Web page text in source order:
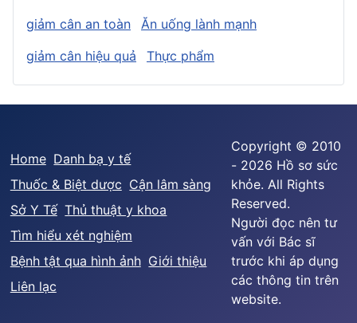
giảm cân an toàn
Ăn uống lành mạnh
giảm cân hiệu quả
Thực phẩm
Home Danh bạ y tế
Thuốc & Biệt dược Cận lâm sàng
Sở Y Tế Thủ thuật y khoa
Tìm hiểu xét nghiệm
Bệnh tật qua hình ảnh Giới thiệu
Liên lạc
Copyright © 2010
- 2026 Hồ sơ sức
khỏe. All Rights
Reserved.
Người đọc nên tư
vấn với Bác sĩ
trước khi áp dụng
các thông tin trên
website.